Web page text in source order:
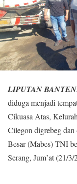
LIPUTAN
diduga menjadi
Cikuasa Atas,
Cilegon digrebeg
Besar (Mabes) TNI
Serang, Jum’at (21/3/